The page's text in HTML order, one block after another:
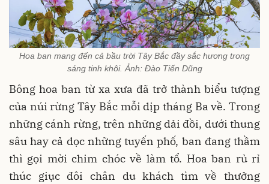
Hoa ban mang đến cả bầu trời Tây Bắc đầy sắc hương trong
sáng tinh khôi. Ảnh: Đào Tiến Dũng
Bông hoa ban từ xa xưa đã trở thành biểu tượng
của núi rừng Tây Bắc mỗi dịp tháng Ba về. Trong
những cánh rừng, trên những dải đồi, dưới thung
sâu hay cả dọc những tuyến phố, ban đang thầm
thì gọi mời chim chóc về làm tổ. Hoa ban rủ rỉ
thúc giục đôi chân du khách tìm về thưởng